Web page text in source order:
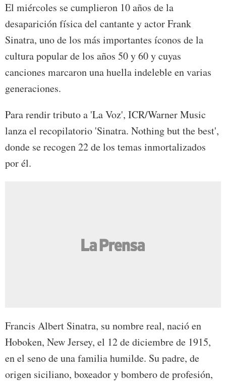
El miércoles se cumplieron 10 años de la
desaparición física del cantante y actor Frank
Sinatra, uno de los más importantes íconos de la
cultura popular de los años 50 y 60 y cuyas
canciones marcaron una huella indeleble en varias
generaciones.
Para rendir tributo a 'La Voz', ICR/Warner Music
lanza el recopilatorio 'Sinatra. Nothing but the best',
donde se recogen 22 de los temas inmortalizados
por él.
Francis Albert Sinatra, su nombre real, nació en
Hoboken, New Jersey, el 12 de diciembre de 1915,
en el seno de una familia humilde. Su padre, de
origen siciliano, boxeador y bombero de profesión,